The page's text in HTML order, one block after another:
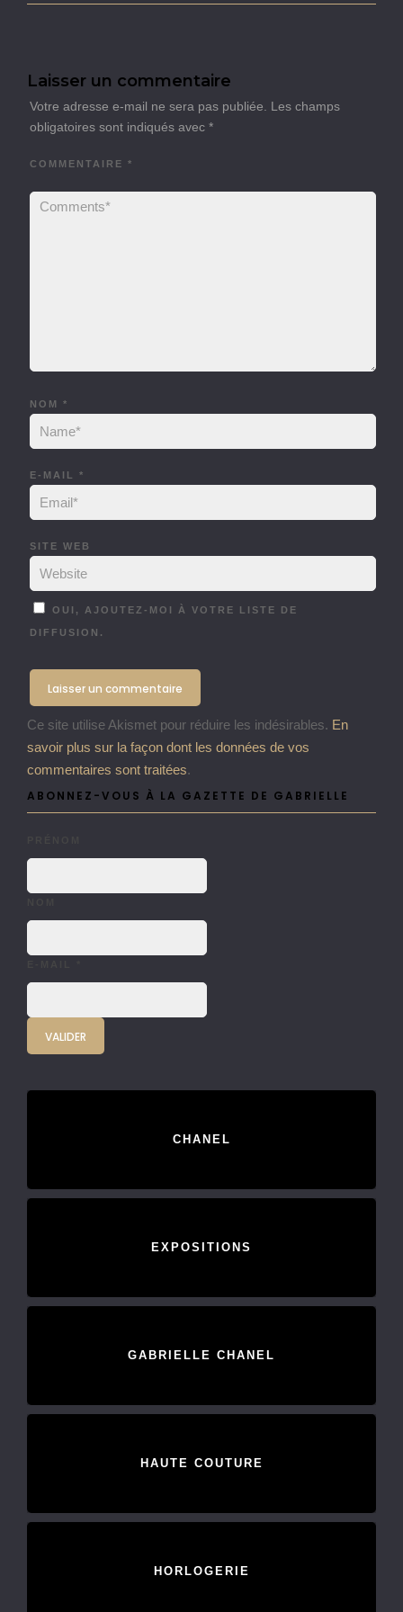
Laisser un commentaire
Votre adresse e-mail ne sera pas publiée.
Les champs
obligatoires sont indiqués avec *
COMMENTAIRE *
NOM *
E-MAIL *
SITE WEB
OUI, AJOUTEZ-MOI À VOTRE LISTE DE
DIFFUSION.
Ce site utilise Akismet pour réduire les indésirables. En
savoir plus sur la façon dont les données de vos
commentaires sont traitées.
ABONNEZ-VOUS À LA GAZETTE DE GABRIELLE
CHANEL
EXPOSITIONS
GABRIELLE CHANEL
HAUTE COUTURE
HORLOGERIE